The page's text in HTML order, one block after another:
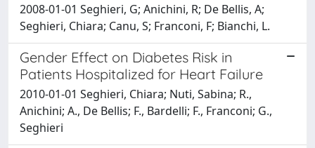
2008-01-01 Seghieri, G; Anichini, R; De Bellis, A;
Seghieri, Chiara; Canu, S; Franconi, F; Bianchi, L.
Gender Effect on Diabetes Risk in
Patients Hospitalized for Heart Failure
2010-01-01 Seghieri, Chiara; Nuti, Sabina; R.,
Anichini; A., De Bellis; F., Bardelli; F., Franconi; G.,
Seghieri